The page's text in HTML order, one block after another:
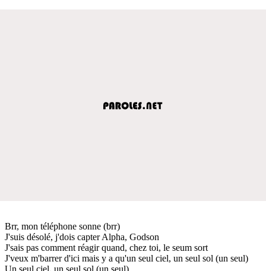
Brr, mon téléphone sonne (brr)
J'suis désolé, j'dois capter Alpha, Godson
J'sais pas comment réagir quand, chez toi, le seum sort
J'veux m'barrer d'ici mais y a qu'un seul ciel, un seul sol (un seul)
Un seul ciel, un seul sol (un seul)